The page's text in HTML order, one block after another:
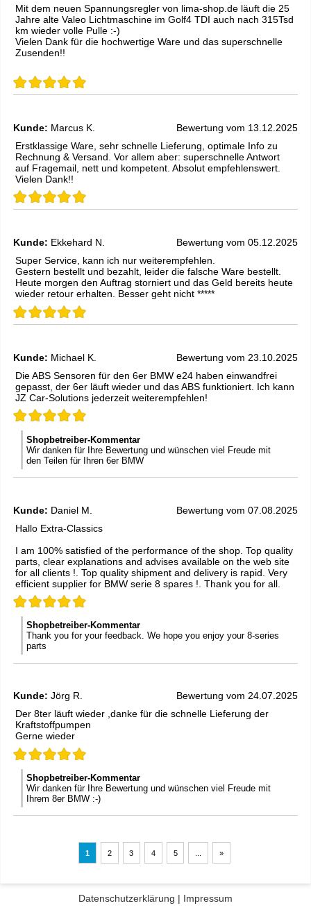
Mit dem neuen Spannungsregler von lima-shop.de läuft die 25
Jahre alte Valeo Lichtmaschine im Golf4 TDI auch nach 315Tsd
km wieder volle Pulle :-)
Vielen Dank für die hochwertige Ware und das superschnelle
Zusenden!!
Kunde: Marcus K.
Bewertung vom 13.12.2025
Erstklassige Ware, sehr schnelle Lieferung, optimale Info zu
Rechnung & Versand. Vor allem aber: superschnelle Antwort
auf Fragemail, nett und kompetent. Absolut empfehlenswert.
Vielen Dank!!
Kunde: Ekkehard N.
Bewertung vom 05.12.2025
Super Service, kann ich nur weiterempfehlen.
Gestern bestellt und bezahlt, leider die falsche Ware bestellt.
Heute morgen den Auftrag storniert und das Geld bereits heute
wieder retour erhalten. Besser geht nicht *****
Kunde: Michael K.
Bewertung vom 23.10.2025
Die ABS Sensoren für den 6er BMW e24 haben einwandfrei
gepasst, der 6er läuft wieder und das ABS funktioniert. Ich kann
JZ Car-Solutions jederzeit weiterempfehlen!
Shopbetreiber-Kommentar
Wir danken für Ihre Bewertung und wünschen viel Freude mit
den Teilen für Ihren 6er BMW
Kunde: Daniel M.
Bewertung vom 07.08.2025
Hallo Extra-Classics
I am 100% satisfied of the performance of the shop. Top quality
parts, clear explanations and advises available on the web site
for all clients !. Top quality shipment and delivery is rapid. Very
efficient supplier for BMW serie 8 spares !. Thank you for all.
Shopbetreiber-Kommentar
Thank you for your feedback. We hope you enjoy your 8-series
parts
Kunde: Jörg R.
Bewertung vom 24.07.2025
Der 8ter läuft wieder ,danke für die schnelle Lieferung der
Kraftstoffpumpen
Gerne wieder
Shopbetreiber-Kommentar
Wir danken für Ihre Bewertung und wünschen viel Freude mit
Ihrem 8er BMW :-)
1 2 3 4 5 »
Datenschutzerklärung | Impressum